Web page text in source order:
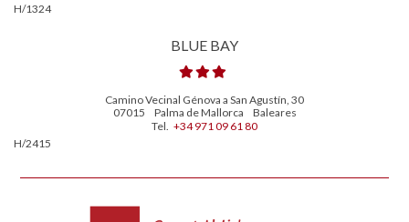
H/1324
BLUE BAY
Camino Vecinal Génova a San Agustín, 30
07015
Palma de Mallorca
Baleares
Tel. +34 971 09 61 80
H/2415